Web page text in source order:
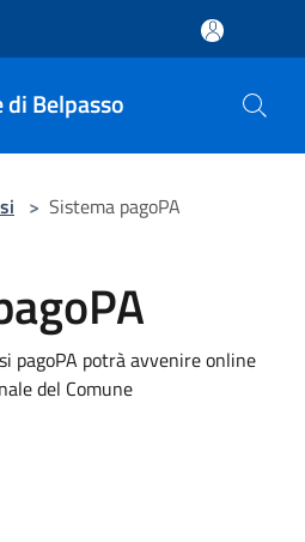
di Belpasso
> Sistema pagoPA
pagoPA potrà avvenire online
del Comune